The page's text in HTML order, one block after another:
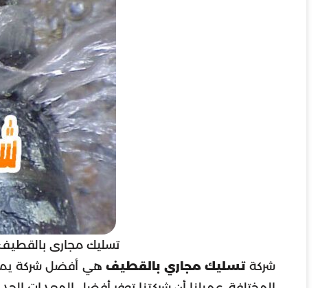
تسليك مجارى
شركةتسليك مجاري بالقطيفهي أفضل شركة